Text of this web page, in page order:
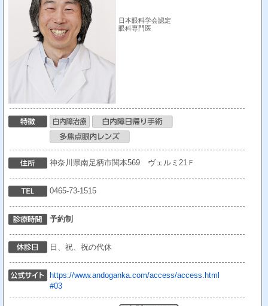
日本眼科学会認定
眼科専門医
神奈川県南足柄市関本569 ヴェルミ21Ｆ
0465-73-1515
予約制
日、祝、祝の代休
https://www.andoganka.com/access/access.html
#03